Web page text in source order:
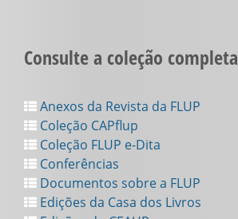
Consulte a coleção completa
Anexos da Revista da FLUP
Coleção CAPflup
Coleção FLUP e-Dita
Conferências
Documentos sobre a FLUP
Edições da Casa dos Livros